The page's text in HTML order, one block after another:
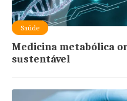
Saúde
Medicina metabólica
sustentável